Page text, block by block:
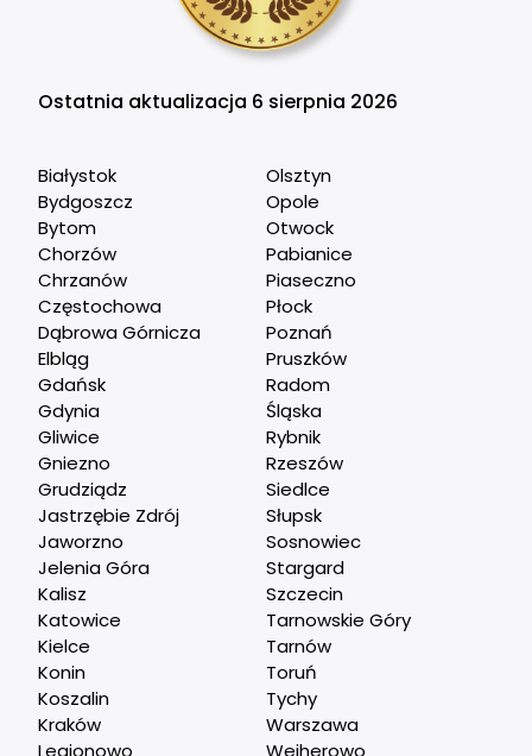
Ostatnia aktualizacja 6 sierpnia 2026
Białystok
Bydgoszcz
Bytom
Chorzów
Chrzanów
Częstochowa
Dąbrowa Górnicza
Elbląg
Gdańsk
Gdynia
Gliwice
Gniezno
Grudziądz
Jastrzębie Zdrój
Jaworzno
Jelenia Góra
Kalisz
Katowice
Kielce
Konin
Koszalin
Kraków
Legionowo
Olsztyn
Opole
Otwock
Pabianice
Piaseczno
Płock
Poznań
Pruszków
Radom
Śląska
Rybnik
Rzeszów
Siedlce
Słupsk
Sosnowiec
Stargard
Szczecin
Tarnowskie Góry
Tarnów
Toruń
Tychy
Warszawa
Wejherowo